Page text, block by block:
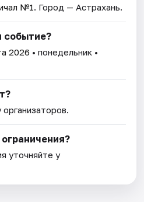
№1. Город — Астрахань.
событие?
2026 • понедельник •
уточняйте у